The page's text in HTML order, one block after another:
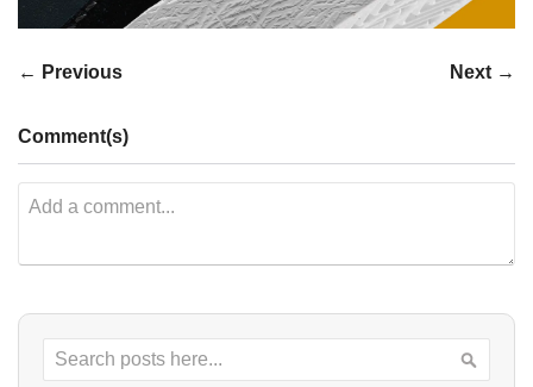
← Previous Next →
Comment(s)
Search